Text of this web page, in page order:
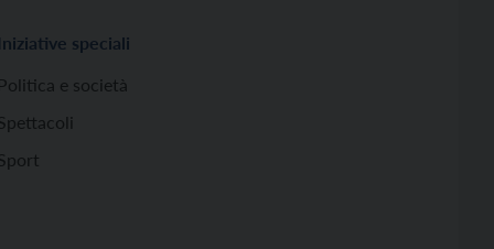
Iniziative speciali
Politica e società